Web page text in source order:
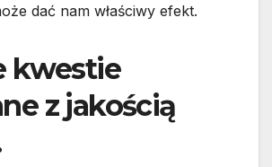
dać nam właściwy efekt.
kwestie
z jakością